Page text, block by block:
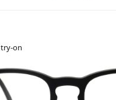
try-on